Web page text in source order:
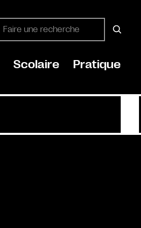
Scolaire Pratique